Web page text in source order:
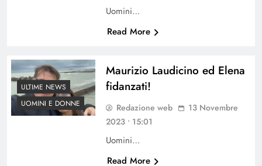
Uomini…
Read More
ULTIME NEWS
UOMINI E DONNE
Maurizio Laudicino ed Elena
fidanzati!
Redazione web
13 Novembre
2023 • 15:01
Uomini…
Read More